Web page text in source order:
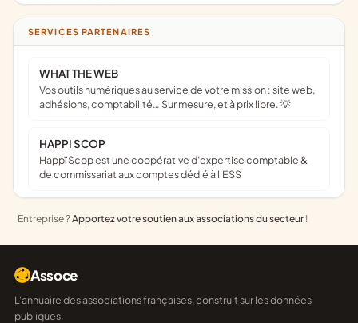
SERVICES PARTENAIRES
WHAT THE WEB
Vos outils numériques au service de votre mission : site web,
adhésions, comptabilité… Sur mesure, et à prix libre. 💡
HAPPI SCOP
Happï Scop est une coopérative d’expertise comptable &
de commissariat aux comptes dédié à l'ESS
Entreprise ?Apportez votre soutien aux associations du secteur !
Assoce
L'annuaire des associations françaises, construit sur les données
publiques.